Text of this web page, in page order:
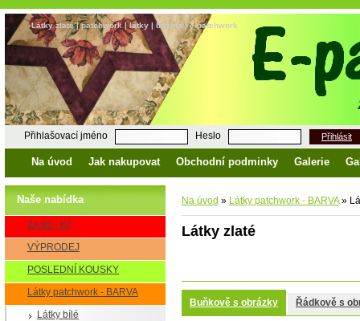
Látky zlaté | patchwork | látky | bavlna | e-patchwork
Přihlašovací jméno Heslo Přihlásit
Na úvod Jak nakupovat Obchodní podminky Galerie
Naše nabídka
ZA 80,- Kč
VÝPRODEJ
POSLEDNÍ KOUSKY
Látky patchwork - BARVA
Látky bílé
Na úvod » Látky patchwork - BARVA »
Látky zlaté
Buňkově s obrázky Řádkově s